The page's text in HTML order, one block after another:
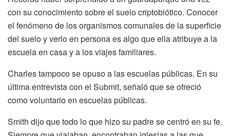
con su conocimiento sobre el suelo criptobiótico. Conocer
el fenómeno de los organismos comunales de la superficie
del suelo y verlo en persona es algo que ella atribuye a la
escuela en casa y a los viajes familiares.
Charles tampoco se opuso a las escuelas públicas. En su
última entrevista con el Submit, señaló que se ofreció
como voluntario en escuelas públicas.
Smith dijo que todo lo que hizo su padre se centró en su fe.